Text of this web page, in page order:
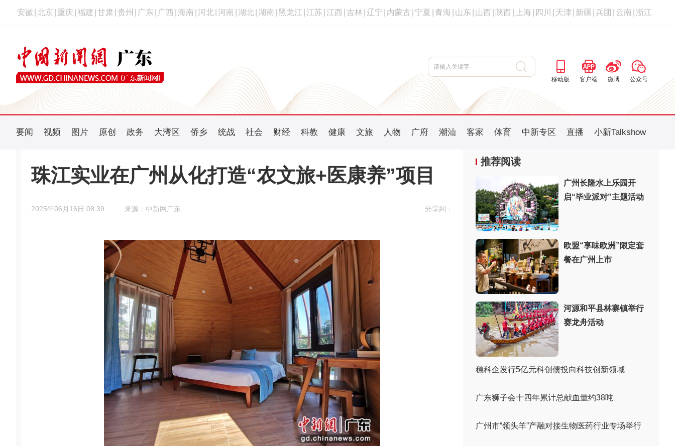
安徽 北京 重庆 福建 甘肃 贵州 广东 广西 海南 河北 河南 湖北 湖南 黑龙江 江苏 江西 吉林 辽宁 内蒙古 宁夏 青海 山东 山西 陕西 上海 四川 天津 新疆 兵团 云南 浙江
移动版 客户端 微博 公众号
要闻 视频 图片 原创 政务 大湾区 侨乡 统战 社会 财经 科教 健康 文旅 人物 广府 潮汕 客家 体育 中新专区 直播 小新Talkshow
珠江实业在广州从化打造“农文旅+医康养”项目
2025年06月16日 08:39 来源：中新网广东 分享到：
推荐阅读
广州长隆水上乐园开
启“毕业派对”主题活动
欧盟“享味欧洲”限定套
餐在广州上市
河源和平县林寨镇举行
赛龙舟活动
穗科企发行5亿元科创债投向科技创新领域
广东狮子会十四年累计总献血量约38吨
广州市“领头羊”产融对接生物医药行业专场举行